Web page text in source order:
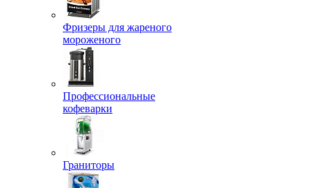
Фризеры для жареного
мороженого
Профессиональные
кофеварки
Граниторы